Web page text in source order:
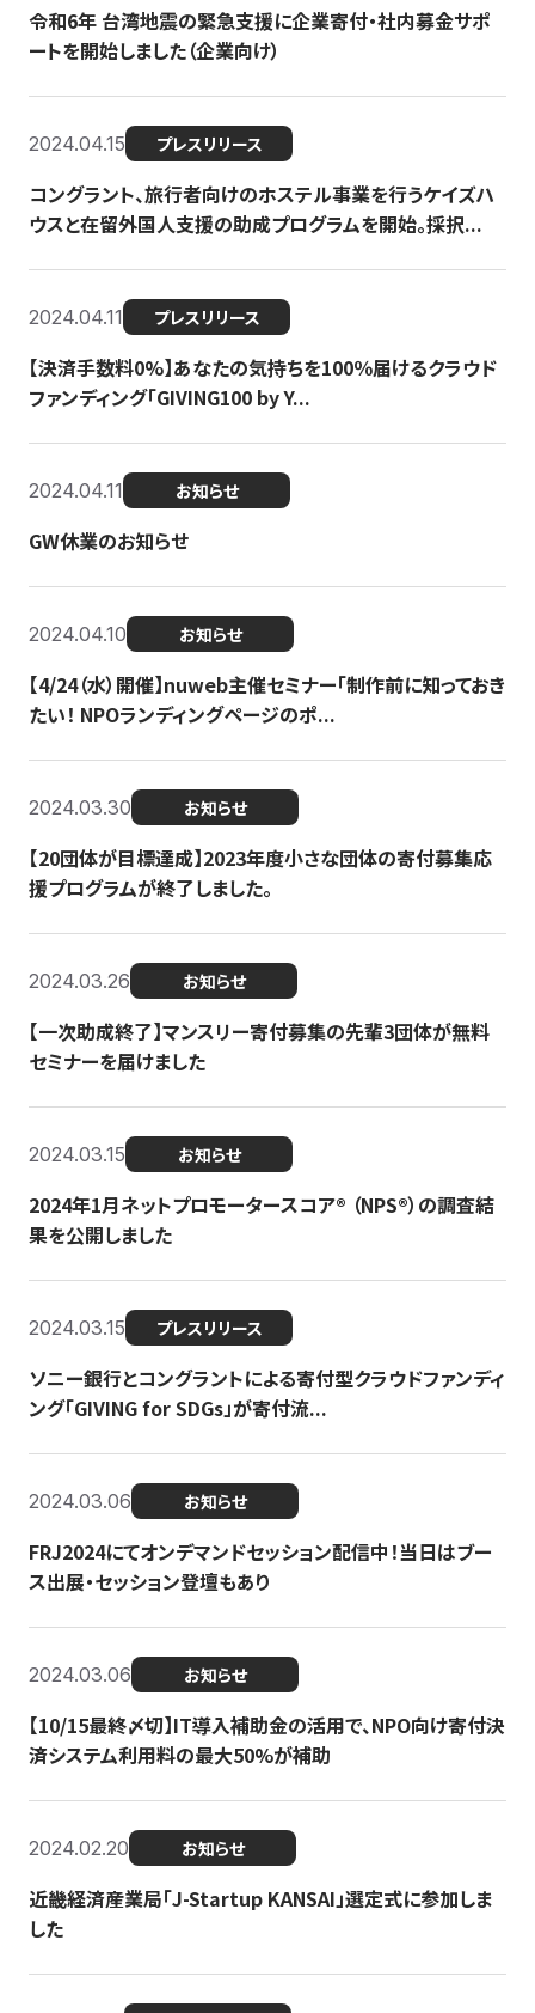
令和6年 台湾地震の緊急支援に企業寄付・社内募金サポ
ートを開始しました（企業向け）
2024.04.15 プレスリリース
コングラント、旅行者向けのホステル事業を行うケイズハ
ウスと在留外国人支援の助成プログラムを開始。採択...
2024.04.11 プレスリリース
【決済手数料0%】あなたの気持ちを100％届けるクラウド
ファンディング「GIVING100 by Y...
2024.04.11 お知らせ
GW休業のお知らせ
2024.04.10 お知らせ
【4/24（水）開催】nuweb主催セミナー「制作前に知っておき
たい！ NPOランディングページのポ...
2024.03.30 お知らせ
【20団体が目標達成】2023年度小さな団体の寄付募集応
援プログラムが終了しました。
2024.03.26 お知らせ
【一次助成終了】マンスリー寄付募集の先輩3団体が無料
セミナーを届けました
2024.03.15 お知らせ
2024年1月ネットプロモータースコア®︎ （NPS®︎）の調査結
果を公開しました
2024.03.15 プレスリリース
ソニー銀行とコングラントによる寄付型クラウドファンディ
ング「GIVING for SDGs」が寄付流...
2024.03.06 お知らせ
FRJ2024にてオンデマンドセッション配信中！当日はブー
ス出展・セッション登壇もあり
2024.03.06 お知らせ
【10/15最終〆切】IT導入補助金の活用で、NPO向け寄付決
済システム利用料の最大50%が補助
2024.02.20 お知らせ
近畿経済産業局「J-Startup KANSAI」選定式に参加しま
した